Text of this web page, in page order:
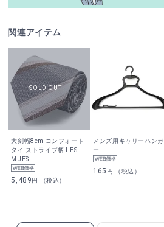
関連アイテム
大剣幅8cm コンフォート
タイ ストライプ柄 LES
MUES
5,489円 （税込）
メンズ用キャリーハンガ
ー
165 円 （税込）